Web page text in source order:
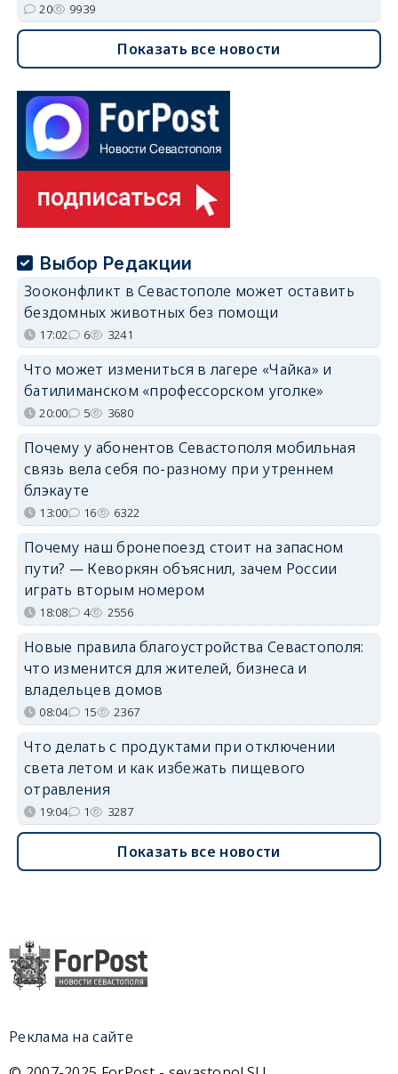
20 9939
Показать все новости
Выбор Редакции
Зооконфликт в Севастополе может оставить
бездомных животных без помощи
17:02 6 3241
Что может измениться в лагере «Чайка» и
батилиманском «профессорском уголке»
20:00 5 3680
Почему у абонентов Севастополя мобильная
связь вела себя по-разному при утреннем
блэкауте
13:00 16 6322
Почему наш бронепоезд стоит на запасном
пути? — Кеворкян объяснил, зачем России
играть вторым номером
18:08 4 2556
Новые правила благоустройства Севастополя:
что изменится для жителей, бизнеса и
владельцев домов
08:04 15 2367
Что делать с продуктами при отключении
света летом и как избежать пищевого
отравления
19:04 1 3287
Показать все новости
Реклама на сайте